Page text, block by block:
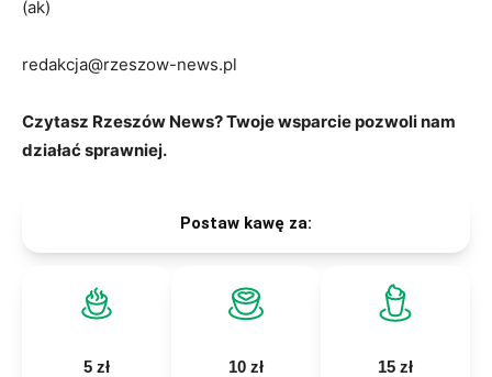
(ak)
redakcja@rzeszow-news.pl
Czytasz Rzeszów News? Twoje wsparcie pozwoli nam
działać sprawniej.
Postaw kawę za:
5 zł 10 zł 15 zł